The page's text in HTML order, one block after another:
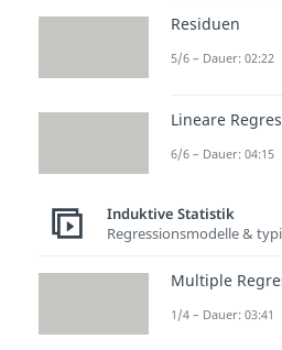
Residuen
5/6 – Dauer: 02:22
Lineare
6/6 – Dauer: 04:15
Induktive Statistik
Regressionsmodelle &
Multiple
1/4 – Dauer: 03:41